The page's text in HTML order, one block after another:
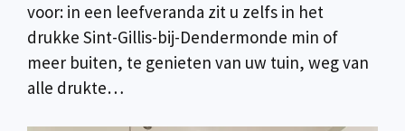
voor: in een leefveranda zit u zelfs in het
drukke Sint-Gillis-bij-Dendermonde min of
meer buiten, te genieten van uw tuin, weg van
alle drukte…